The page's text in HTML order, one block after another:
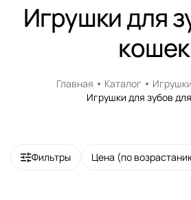
Игрушки для
кошек
Главная Каталог
Игрушки для зубов
Фильтры Цена (по